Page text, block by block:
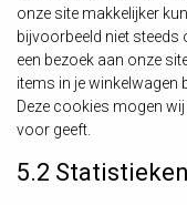
onze site makkelijker
bijvoorbeeld niet steeds
een bezoek aan onze
items in je winkelwagen
Deze cookies mogen
voor geeft.
5.2